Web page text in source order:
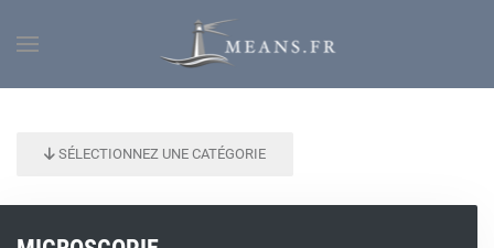
SÉLECTIONNEZ UNE CATÉGORIE